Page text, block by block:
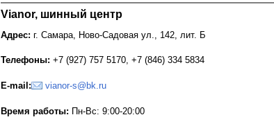
Vianor, шинный центр
Адрес: г. Самара, Ново-Садовая ул., 142, лит. Б
Телефоны: +7 (927) 757 5170, +7 (846) 334 5834
E-mail: vianor-s@bk.ru
Время работы: Пн-Вс: 9:00-20:00